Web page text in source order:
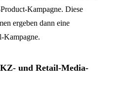
Kampagne. Diese
ergeben dann eine
Kampagne.
und Retail-Media-